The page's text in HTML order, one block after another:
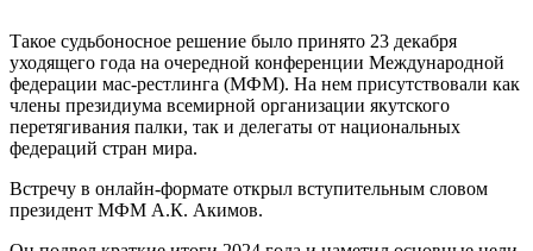
Такое судьбоносное решение было принято 23 декабря
уходящего года на очередной конференции Международной
федерации мас-рестлинга (МФМ). На нем присутствовали как
члены президиума всемирной организации якутского
перетягивания палки, так и делегаты от национальных
федераций стран мира.
Встречу в онлайн-формате открыл вступительным словом
президент МФМ А.К. Акимов.